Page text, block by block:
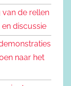
e
n
van de rellen
discussie
naar het